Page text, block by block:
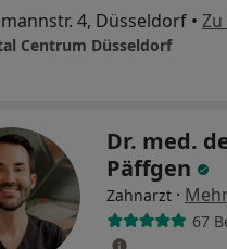
4, Düsseldorf •
Centrum Düsseldorf
Dr. med.
Päffgen
Zahnarzt ·
67